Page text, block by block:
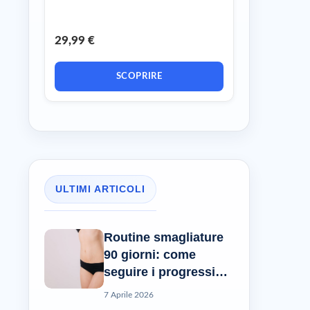
29,99 €
SCOPRIRE
ULTIMI ARTICOLI
Routine smagliature
90 giorni: come
seguire i progressi
reali?
7 Aprile 2026